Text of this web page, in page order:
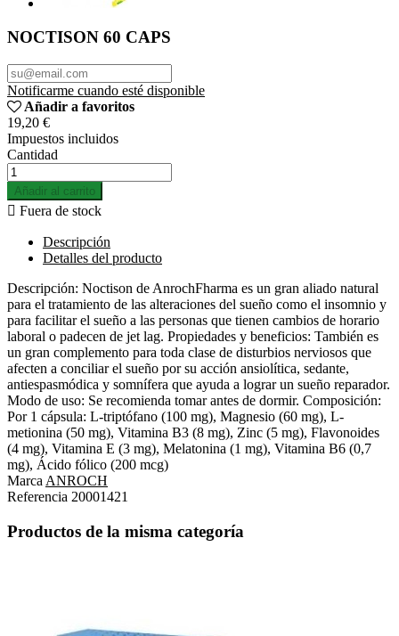
NOCTISON 60 CAPS
Notificarme cuando esté disponible
Añadir a favoritos
19,20 €
Impuestos incluidos
Cantidad
Añadir al carrito
 Fuera de stock
Descripción
Detalles del producto
Descripción: Noctison de AnrochFharma es un gran aliado natural
para el tratamiento de las alteraciones del sueño como el insomnio y
para facilitar el sueño a las personas que tienen cambios de horario
laboral o padecen de jet lag. Propiedades y beneficios: También es
un gran complemento para toda clase de disturbios nerviosos que
afecten a conciliar el sueño por su acción ansiolítica, sedante,
antiespasmódica y somnífera que ayuda a lograr un sueño reparador.
Modo de uso: Se recomienda tomar antes de dormir. Composición:
Por 1 cápsula: L-triptófano (100 mg), Magnesio (60 mg), L-
metionina (50 mg), Vitamina B3 (8 mg), Zinc (5 mg), Flavonoides
(4 mg), Vitamina E (3 mg), Melatonina (1 mg), Vitamina B6 (0,7
mg), Ácido fólico (200 mcg)
Marca ANROCH
Referencia 20001421
Productos de la misma categoría